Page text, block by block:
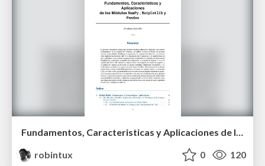
Fundamentos, Caracteristicas y Aplicaciones de los Modulos NumPy , Matplotlib y Pandas
robintux
0 120